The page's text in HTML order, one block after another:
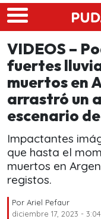
Skip to main content
VIDEOS –
fuertes
muertos en
arrastró un
escenario
Impactantes
que hasta el
muertos en
registos.
Por Ariel Pefaur
diciembre 17, 2023 -